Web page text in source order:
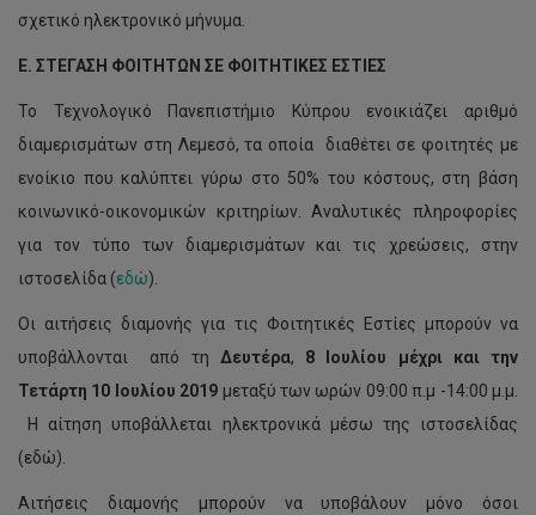
σχετικό ηλεκτρονικό μήνυμα.
Ε. ΣΤΕΓΑΣΗ ΦΟΙΤΗΤΩΝ ΣΕ ΦΟΙΤΗΤΙΚΕΣ ΕΣΤΙΕΣ
Το Τεχνολογικό Πανεπιστήμιο Κύπρου ενοικιάζει αριθμό
διαμερισμάτων στη Λεμεσό, τα οποία διαθέτει σε φοιτητές με
ενοίκιο που καλύπτει γύρω στο 50% του κόστους, στη βάση
κοινωνικό-οικονομικών κριτηρίων. Αναλυτικές πληροφορίες
για τον τύπο των διαμερισμάτων και τις χρεώσεις, στην
ιστοσελίδα (εδώ).
Οι αιτήσεις διαμονής για τις Φοιτητικές Εστίες μπορούν να
υποβάλλονται από τη Δευτέρα, 8
Ιουλίου μέχρι και την
Τετάρτη 10 Ιουλίου 2019 μεταξύ των ωρών 09:00 π.μ -14:00 μ.μ.
Η αίτηση υποβάλλεται ηλεκτρονικά μέσω της ιστοσελίδας
(εδώ).
Αιτήσεις διαμονής μπορούν να υποβάλουν μόνο όσοι